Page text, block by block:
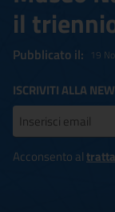
il
Pubblicato il: 19
ISCRIVITI ALLA
Inserisci la tua mail
Acconsento al